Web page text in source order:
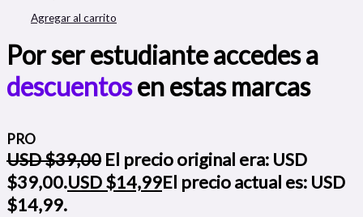
Agregar al carrito
descuentosen estas marcas
PRO
USD $39,00 El precio original era: USD
$39,00.USD $14,99El precio actual es: USD
$14,99.